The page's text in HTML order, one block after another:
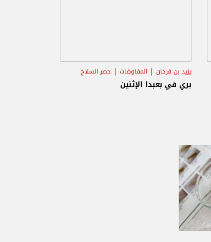
يزيد بن فرحان المفاوضات حصر السلاح
بري في بعبدا الإثنين